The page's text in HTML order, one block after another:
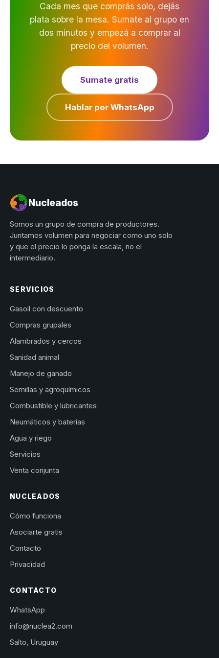
Cada mes que comprás solo, dejás
plata sobre la mesa. Sumate al grupo en
dos minutos y empezá a comprar al
precio del volumen.
Sumate gratis
Hablar por WhatsApp
Nucleados
Somos un grupo de compra de productores.
Juntamos volumen para negociar como uno solo
y que el precio lo ponga la escala, no el
intermediario.
SERVICIOS
Gasoil con descuento
Compras grupales
Alambrados y cercos
Sanidad animal
Manejo de ganado
Semillas y agroquímicos
Combustible y lubricantes
Neumáticos y baterías
Agua y riego
Servicios
Venta conjunta
NUCLEADOS
Cómo funciona
Asociarte gratis
Contacto
Privacidad
CONTACTO
WhatsApp
info@nuclea2.com
Salto, Uruguay